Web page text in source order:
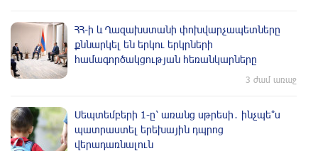
ՀՀ-ի և Ղազախստանի փոխվարչապետները
քննարկել են երկու երկրների
համագործակցության հեռանկարները
3 ժամ առաջ
Սեպտեմբերի 1-ը՝ առանց սթրեսի․ ինչպե՞ս
պատրաստել երեխային դպրոց
վերադառնալուն